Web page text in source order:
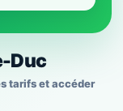
Duc
tarifs et accéder